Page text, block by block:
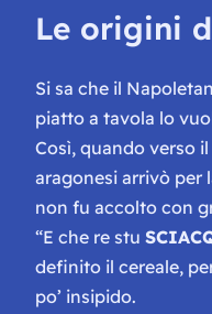
Le origini
Si sa che il
piatto a tavola lo
Così, quando verso
aragonesi arrivò per
non fu accolto con
“E che re stu
definito il cereale,
po’ insipido.